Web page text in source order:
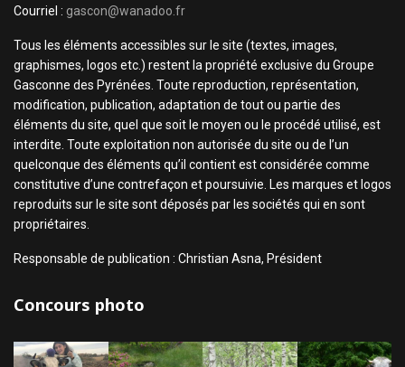
Courriel : gascon@wanadoo.fr
Tous les éléments accessibles sur le site (textes, images,
graphismes, logos etc.) restent la propriété exclusive du Groupe
Gasconne des Pyrénées. Toute reproduction, représentation,
modification, publication, adaptation de tout ou partie des
éléments du site, quel que soit le moyen ou le procédé utilisé, est
interdite. Toute exploitation non autorisée du site ou de l’un
quelconque des éléments qu’il contient est considérée comme
constitutive d’une contrefaçon et poursuivie. Les marques et logos
reproduits sur le site sont déposés par les sociétés qui en sont
propriétaires.
Responsable de publication : Christian Asna, Président
Concours photo